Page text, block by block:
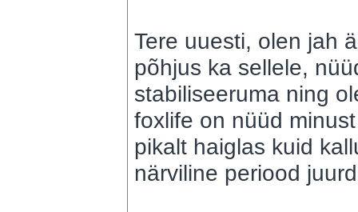
Tere uuesti, olen jah
põhjus ka sellele,
stabiliseeruma ning
foxlife on nüüd
pikalt haiglas kuid
närviline periood